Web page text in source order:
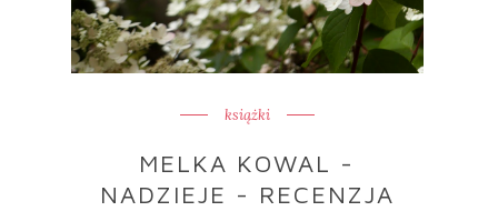
książki
MELKA KOWAL -
NADZIEJE - RECENZJA